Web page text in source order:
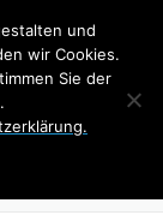
und
wir Cookies.
Sie der